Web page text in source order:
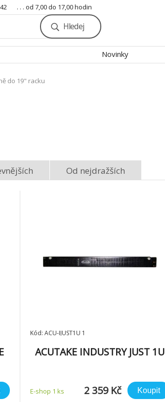
. . . od 7,00 do 17,00 hodin
Hledej
Novinky
do 19" racku
Od nejdražších
Kód: ACU-IJUST1U 1
ACUTAKE INDUSTRY JUST 1U
E-shop 1 ks 2 359 Kč Koupit